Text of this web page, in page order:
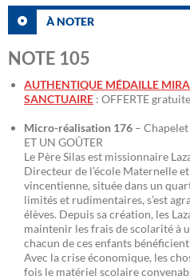
À NOTER
NOTE 105
AUTHENTIQUE MÉDAILLE
SANCTUAIRE : OFFERTE
Micro-réalisation 176 –
ET UN GOÛTER
Le Père Silas est missionnaire
Directeur de l’école Maternelle
vincentienne, située dans un
limités et rudimentaires, s’est
élèves. Depuis sa création, les
maintenir les frais de scolarité à
chacun de ces enfants
Avec la crise économique, les
fois le matériel scolaire